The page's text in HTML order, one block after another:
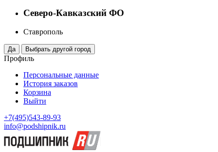
Северо-Кавказский ФО
Ставрополь
Профиль
Персональные данные
История заказов
Корзина
Выйти
+7(495)543-89-93
info@podshipnik.ru